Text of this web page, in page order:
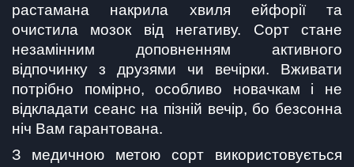
растамана накрила хвиля ейфорії та
очистила мозок від негативу. Сорт стане
незамінним доповненням активного
відпочинку з друзями чи вечірки. Вживати
потрібно помірно, особливо новачкам і не
відкладати сеанс на пізній вечір, бо безсонна
ніч Вам гарантована.
З медичною метою сорт використовується